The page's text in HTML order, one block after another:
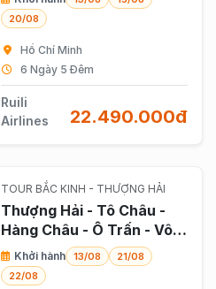
(noshopping)
20/08
Hồ Chí Minh
6 Ngày 5 Đêm
Ruili
Airlines
22.490.000đ
TOUR BẮC KINH - THƯỢNG HẢI
Thượng Hải - Tô Châu -
Hàng Châu - Ô Trấn - Vô
Tích 5 Ngày 4 Đêm Bay
Vietnam Airlines
Khởi hành 13/08
21/08
22/08